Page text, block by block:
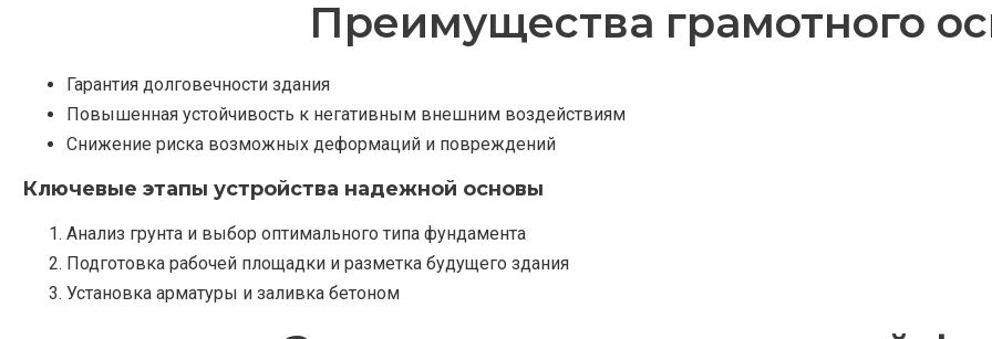
Преимущества грамотного
Гарантия долговечности здания
Повышенная устойчивость к негативным внешним воздействиям
Снижение риска возможных деформаций и повреждений
Ключевые этапы устройства надежной основы
Анализ грунта и выбор оптимального типа фундамента
Подготовка рабочей площадки и разметка будущего здания
Установка арматуры и заливка бетоном